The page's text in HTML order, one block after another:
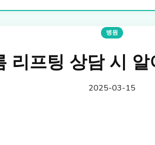
병원
리프팅 상담 시
2025-03-15